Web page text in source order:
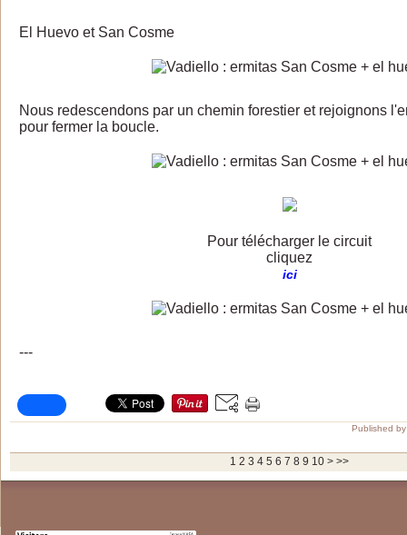
El Huevo et San Cosme
Nous redescendons par un chemin forestier et rejoignons
pour fermer la boucle.
Pour télécharger le circuit
cliquez
ici
---
Published
1 2 3 4 5 6 7 8 9 10 > >>